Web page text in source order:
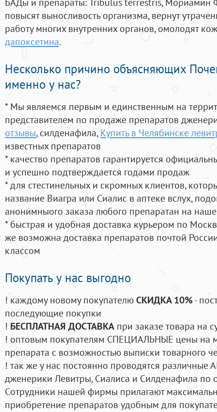
повысят выносливость организма, вернут
работу многих внутренних органов, омолодят
дапоксетина.
Несколько причино объясняющих
именно у нас?
* Мы являемся первым и единственным на
представителем по продаже препаратов
отзывы, силденафила, Купить в Челябинске
известных препаратов
* качество препаратов гарантируется
и успешно подтверждается годами продаж
* для стестинельных и скромных клиентов,
название Виагра или Сиалис в аптеке вслух,
анонимныого заказа любого препаратан на
* быстрая и удобная доставка курьером по
же возможна доставка препаратов почтой
классом
Покупать у нас выгодно
! каждому новому покупателюСКИДКА 10%-
последующие покупки
! БЕСПЛАТНАЯ ДОСТАВКА при заказе товара на
! оптовым покупателям СПЕЦИАЛЬНЫЕ цены на
препарата с возможностью выписки товарного
! так же у нас постоянно проводятся
дженерики Левитры, Сиалиса и Силденафила по
Cотрудники нашей фирмы прилагают
приобретение препаратов удобным для